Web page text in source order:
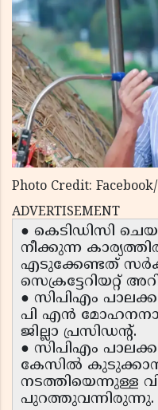
Photo Credit:
ADVERTISEMENT
● കെടിഡിസി
നീക്കുന്ന
എടുക്കേണ്ടത്
സെക്രട്ടേറിയറ്റ്
● സിപിഎം
പി എൻ
ജില്ലാ പ്രസിഡന്റ്.
● സിപിഎം
കേസിൽ
നടത്തിയെന്നുള്ള
പുറത്തുവന്നിരുന്നു.